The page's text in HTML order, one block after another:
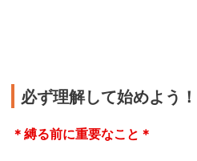
必ず理解して始めよう！
＊縛る前に重要なこと＊